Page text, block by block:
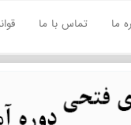
ما تماس با ما